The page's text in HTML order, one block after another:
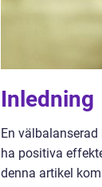
Inledning
En
ha positiva
denna artikel